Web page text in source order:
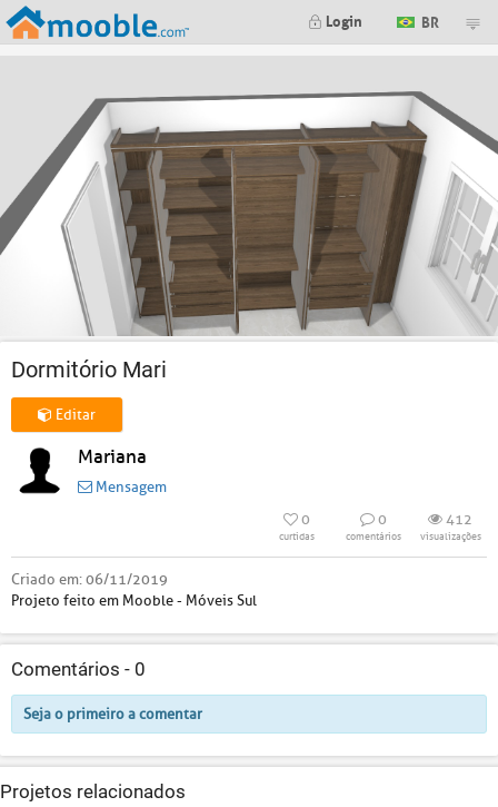
Login BR
Dormitório Mari
Editar
Mariana
Mensagem
0
curtidas
0
comentários
412
visualizações
Criado em:06/11/2019
Projeto feito em Mooble - Móveis Sul
Comentários - 0
Seja o primeiro a comentar
Projetos relacionados